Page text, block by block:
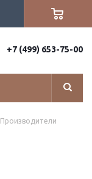
+7 (499) 653-75-00
Производители